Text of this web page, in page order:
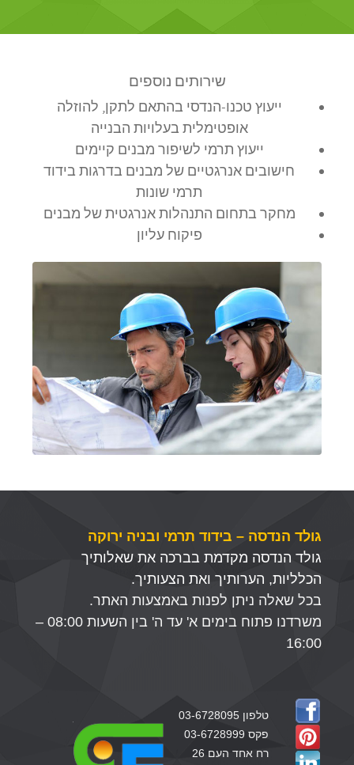
שירותים נוספים
ייעוץ טכנו-הנדסי בהתאם לתקן, להוזלה
אופטימלית בעלויות הבנייה
ייעוץ תרמי לשיפור מבנים קיימים
חישובים אנרגטיים של מבנים בדרגות בידוד
תרמי שונות
מחקר בתחום התנהלות אנרגטית של מבנים
פיקוח עליון
גולד הנדסה – בידוד תרמי ובניה ירוקה
גולד הנדסה מקדמת בברכה את שאלותיך
הכלליות, הערותיך ואת הצעותיך.
בכל שאלה ניתן לפנות באמצעות האתר.
משרדנו פתוח בימים א' עד ה' בין השעות 08:00 –
16:00
טלפון 03-6728095
פקס 03-6728999
רח אחד העם 26